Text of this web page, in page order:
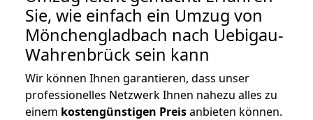
Sie, wie einfach ein Umzug von
Mönchengladbach nach Uebigau-
Wahrenbrück sein kann
Wir können Ihnen garantieren, dass unser
professionelles Netzwerk Ihnen nahezu alles zu
einem kostengünstigen Preisanbieten können.